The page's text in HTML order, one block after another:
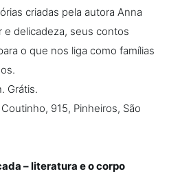
criadas pela autora Anna
e delicadeza, seus contos
o que nos liga como famílias
Grátis.
915, Pinheiros, São
– literatura e o corpo